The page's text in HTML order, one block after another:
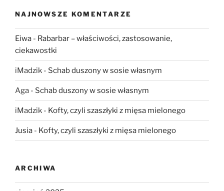
NAJNOWSZE KOMENTARZE
Eiwa - Rabarbar – właściwości, zastosowanie,
ciekawostki
iMadzik - Schab duszony w sosie własnym
Aga - Schab duszony w sosie własnym
iMadzik - Kofty, czyli szaszłyki z mięsa mielonego
Jusia - Kofty, czyli szaszłyki z mięsa mielonego
ARCHIWA